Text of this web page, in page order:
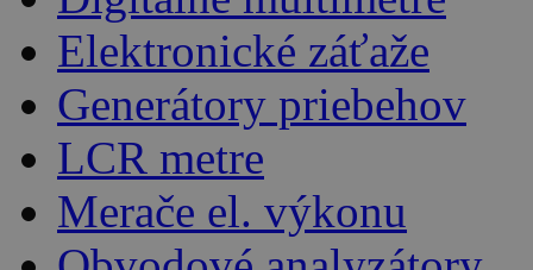
Elektronické záťaže
Generátory priebehov
LCR metre
Merače el. výkonu